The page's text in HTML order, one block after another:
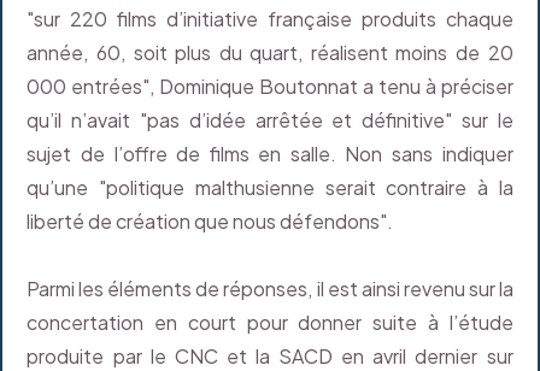
"sur 220 films d’initiative française produits chaque
année, 60, soit plus du quart, réalisent moins de 20
000 entrées", Dominique Boutonnat a tenu à préciser
qu’il n’avait "pas d’idée arrêtée et définitive" sur le
sujet de l’offre de films en salle. Non sans indiquer
qu’une "politique malthusienne serait contraire à la
liberté de création que nous défendons".
Parmi les éléments de réponses, il est ainsi revenu sur la
concertation en court pour donner suite à l’étude
produite par le CNC et la SACD en avril dernier sur